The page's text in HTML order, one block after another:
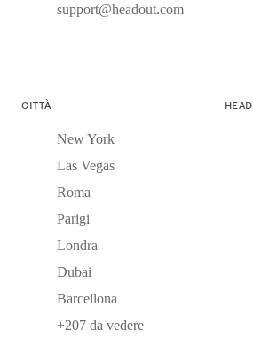
support@headout.com
CITTÀ
New York
Las Vegas
Roma
Parigi
Londra
Dubai
Barcellona
+207 da vedere